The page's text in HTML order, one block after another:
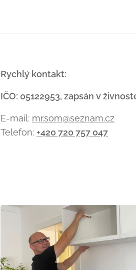
Rychlý kontakt:
IČO: 05122953, zapsán v
E-mail: mr.som@seznam.cz
Telefon: +420 720 757 047